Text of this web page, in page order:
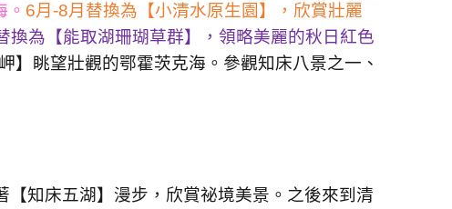
6月 -8月替換為【小清水原生園】，欣賞壯麗
換為【能取湖珊瑚草群】，領略美麗的秋日紅色
】眺望壯觀的鄂霍茨克海。參觀知床八景之一、
知床五湖】漫步，欣賞祕境美景。之後來到清